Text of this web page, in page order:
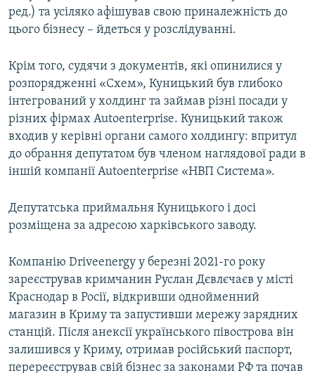
ред.) та усіляко афішував свою приналежність до
цього бізнесу – йдеться у розслідуванні.
Крім того, судячи з документів, які опинилися у
розпорядженні «Схем», Куницький був глибоко
інтегрований у холдинг та займав різні посади у
різних фірмах Autoenterprise. Куницький також
входив у керівні органи самого холдингу: впритул
до обрання депутатом був членом наглядової ради в
іншій компанії Autoenterprise «НВП Система».
Депутатська приймальня Куницького і досі
розміщена за адресою харківського заводу.
Компанію Driveenergy у березні 2021-го року
зареєстрував кримчанин Руслан Дєвлєчаєв у місті
Краснодар в Росії, відкривши однойменний
магазин в Криму та запустивши мережу зарядних
станцій. Після анексії українського півострова він
залишився у Криму, отримав російський паспорт,
перереєстрував свій бізнес за законами РФ та почав